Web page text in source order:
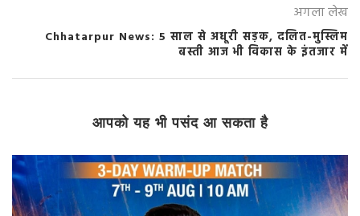
अगला लेख
Chhatarpur News: 5 साल से अधूरी सड़क, दलित-मुस्लिम
बस्ती आज भी विकास के इंतजार में
आपको यह भी पसंद आ सकता है